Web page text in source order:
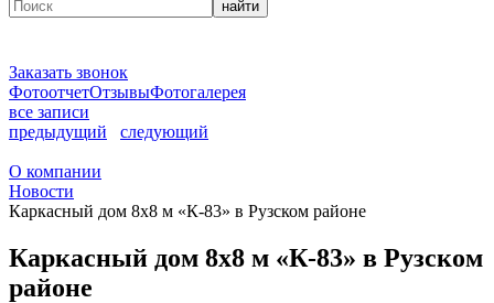
найти
Заказать звонок
ФотоотчетОтзывыФотогалерея
все записи
предыдущий
следующий
О компании
Новости
Каркасный дом 8х8 м «К-83» в Рузском районе
Каркасный дом 8х8 м «К-83» в Рузском
районе